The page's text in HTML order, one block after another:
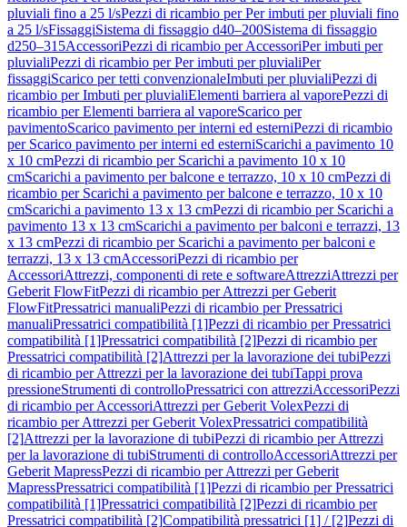
pluviali fino a 25 l/sPezzi di ricambio per Per imbuti per pluviali fino
a 25 l/sFissaggiSistema di fissaggio d40–200Sistema di fissaggio
d250–315AccessoriPezzi di ricambio per AccessoriPer imbuti per
pluvialiPezzi di ricambio per Per imbuti per pluvialiPer
fissaggiScarico per tetti convenzionaleImbuti per pluvialiPezzi di
ricambio per Imbuti per pluvialiElementi barriera al vaporePezzi di
ricambio per Elementi barriera al vaporeScarico per
pavimentoScarico pavimento per interni ed esterniPezzi di ricambio
per Scarico pavimento per interni ed esterniScarichi a pavimento 10
x 10 cmPezzi di ricambio per Scarichi a pavimento 10 x 10
cmScarichi a pavimento per balcone e terrazzo, 10 x 10 cmPezzi di
ricambio per Scarichi a pavimento per balcone e terrazzo, 10 x 10
cmScarichi a pavimento 13 x 13 cmPezzi di ricambio per Scarichi a
pavimento 13 x 13 cmScarichi a pavimento per balconi e terrazzi, 13
x 13 cmPezzi di ricambio per Scarichi a pavimento per balconi e
terrazzi, 13 x 13 cmAccessoriPezzi di ricambio per
AccessoriAttrezzi, componenti di rete e softwareAttrezziAttrezzi per
Geberit FlowFitPezzi di ricambio per Attrezzi per Geberit
FlowFitPressatrici manualiPezzi di ricambio per Pressatrici
manualiPressatrici compatibilità [1]Pezzi di ricambio per Pressatrici
compatibilità [1]Pressatrici compatibilità [2]Pezzi di ricambio per
Pressatrici compatibilità [2]Attrezzi per la lavorazione dei tubiPezzi
di ricambio per Attrezzi per la lavorazione dei tubiTappi prova
pressioneStrumenti di controlloPressatrici con attrezziAccessoriPezzi
di ricambio per AccessoriAttrezzi per Geberit VolexPezzi di
ricambio per Attrezzi per Geberit VolexPressatrici compatibilità
[2]Attrezzi per la lavorazione di tubiPezzi di ricambio per Attrezzi
per la lavorazione di tubiStrumenti di controlloAccessoriAttrezzi per
Geberit MapressPezzi di ricambio per Attrezzi per Geberit
MapressPressatrici compatibilità [1]Pezzi di ricambio per Pressatrici
compatibilità [1]Pressatrici compatibilità [2]Pezzi di ricambio per
Pressatrici compatibilità [2]Compatibilità pressatrici [1] / [2]Pezzi di